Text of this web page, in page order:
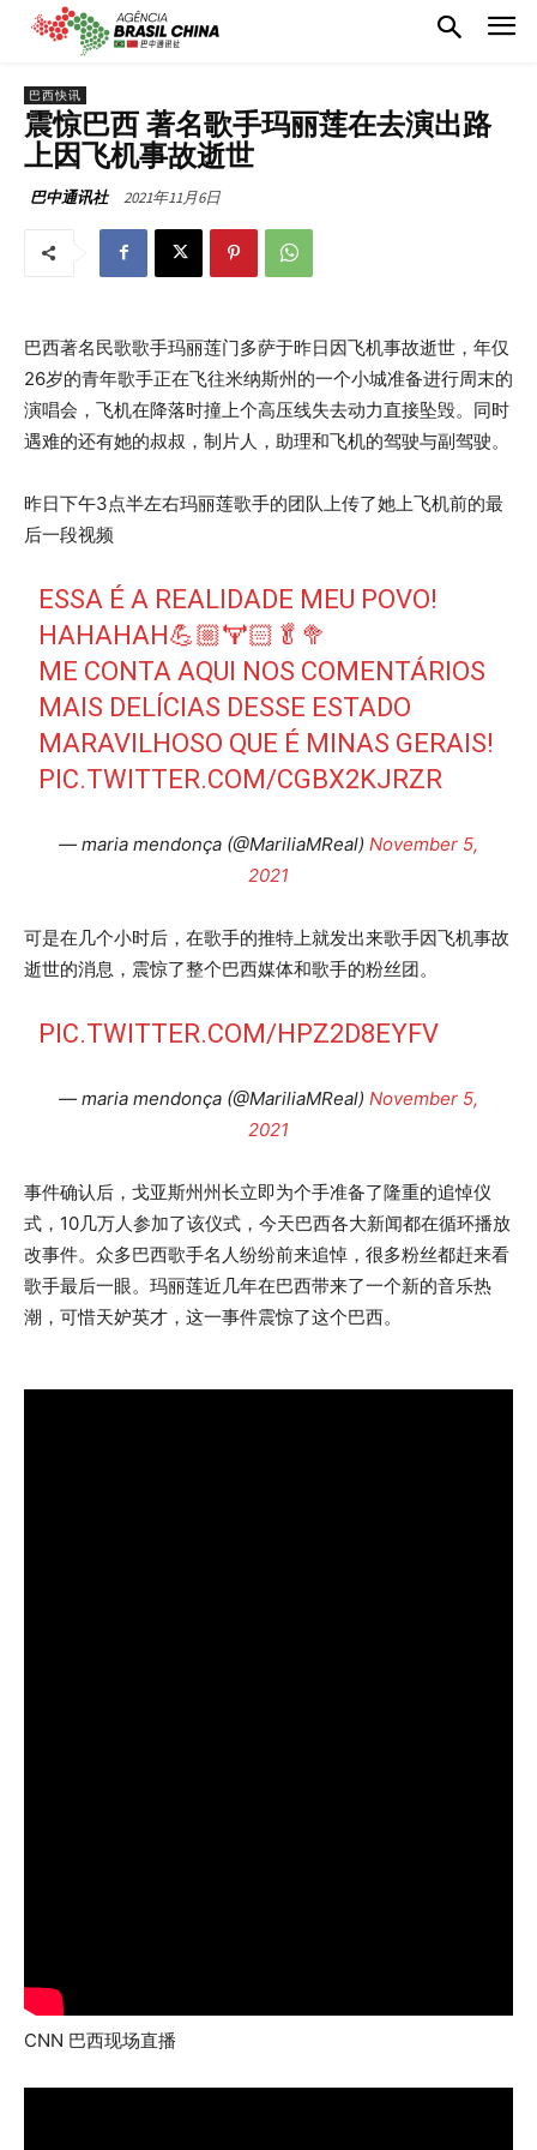
巴西快讯
震惊巴西 著名歌手玛丽莲在去演出路
上因飞机事故逝世
巴中通讯社 2021年11月6日
巴西著名民歌歌手玛丽莲门多萨于昨日因飞机事故逝世，年仅
26岁的青年歌手正在飞往米纳斯州的一个小城准备进行周末的
演唱会，飞机在降落时撞上个高压线失去动力直接坠毁。同时
遇难的还有她的叔叔，制片人，助理和飞机的驾驶与副驾驶。
昨日下午3点半左右玛丽莲歌手的团队上传了她上飞机前的最
后一段视频
ESSA É A REALIDADE MEU POVO!
HAHAHAH💪🏼🏋🏻🥬🥦
ME CONTA AQUI NOS COMENTÁRIOS
MAIS DELÍCIAS DESSE ESTADO
MARAVILHOSO QUE É MINAS GERAIS!
PIC.TWITTER.COM/CGBX2KJRZR
— maria mendonça (@MariliaMReal) November 5,
2021
可是在几个小时后，在歌手的推特上就发出来歌手因飞机事故
逝世的消息，震惊了整个巴西媒体和歌手的粉丝团。
PIC.TWITTER.COM/HPZ2D8EYFV
— maria mendonça (@MariliaMReal) November 5,
2021
事件确认后，戈亚斯州州长立即为个手准备了隆重的追悼仪
式，10几万人参加了该仪式，今天巴西各大新闻都在循环播放
改事件。众多巴西歌手名人纷纷前来追悼，很多粉丝都赶来看
歌手最后一眼。玛丽莲近几年在巴西带来了一个新的音乐热
潮，可惜天妒英才，这一事件震惊了这个巴西。
CNN 巴西现场直播